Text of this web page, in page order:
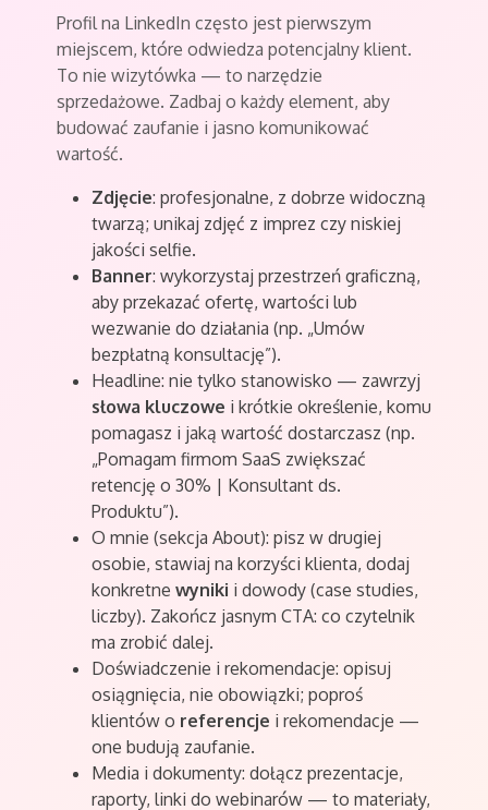
Profil na LinkedIn często jest pierwszym
miejscem, które odwiedza potencjalny klient.
To nie wizytówka — to narzędzie
sprzedażowe. Zadbaj o każdy element, aby
budować zaufanie i jasno komunikować
wartość.
Zdjęcie: profesjonalne, z dobrze widoczną
twarzą; unikaj zdjęć z imprez czy niskiej
jakości selfie.
Banner: wykorzystaj przestrzeń graficzną,
aby przekazać ofertę, wartości lub
wezwanie do działania (np. „Umów
bezpłatną konsultację”).
Headline: nie tylko stanowisko — zawrzyj
słowa kluczowe i krótkie określenie, komu
pomagasz i jaką wartość dostarczasz (np.
„Pomagam firmom SaaS zwiększać
retencję o 30% | Konsultant ds.
Produktu”).
O mnie (sekcja About): pisz w drugiej
osobie, stawiaj na korzyści klienta, dodaj
konkretne wyniki i dowody (case studies,
liczby). Zakończ jasnym CTA: co czytelnik
ma zrobić dalej.
Doświadczenie i rekomendacje: opisuj
osiągnięcia, nie obowiązki; poproś
klientów o referencje i rekomendacje —
one budują zaufanie.
Media i dokumenty: dołącz prezentacje,
raporty, linki do webinarów — to materiały,